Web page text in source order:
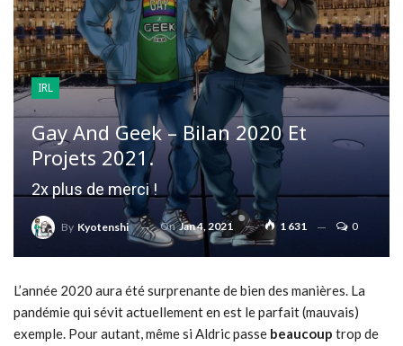
IRL
Gay And Geek – Bilan 2020 Et
Projets 2021.
2x plus de merci !
By Kyotenshi OnJan 4, 2021 1 631 0
L’année 2020 aura été surprenante de bien des manières. La
pandémie qui sévit actuellement en est le parfait (mauvais)
exemple. Pour autant, même si Aldric passe beaucoup trop de